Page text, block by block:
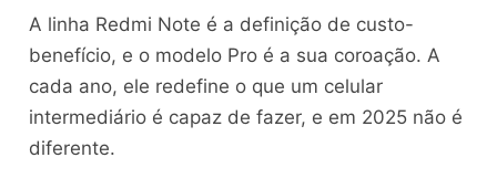
A linha Redmi Note é a definição de custo-
benefício, e o modelo Pro é a sua coroação. A
cada ano, ele redefine o que um celular
intermediário é capaz de fazer, e em 2025 não é
diferente.